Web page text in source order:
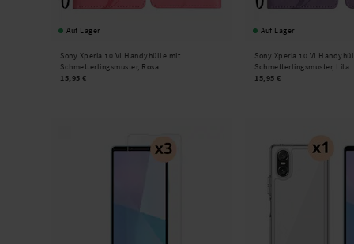
Auf Lager
Sony Xperia 10 VI Handyhülle mit
Schmetterlingsmuster, Rosa
15,95 €
Auf Lager
Sony Xperia 10 VI
Schmetterlingsmuster, Lila
15,95 €